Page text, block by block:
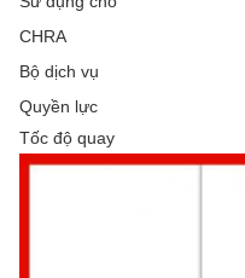
CHRA
Bộ dịch vụ
Quyền lực
Tốc độ quay